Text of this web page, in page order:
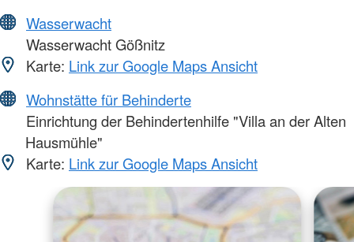
Wasserwacht
Wasserwacht Gößnitz
Karte: Link zur Google Maps Ansicht
Wohnstätte für Behinderte
Einrichtung der Behindertenhilfe "Villa an der Alten
Hausmühle"
Karte: Link zur Google Maps Ansicht